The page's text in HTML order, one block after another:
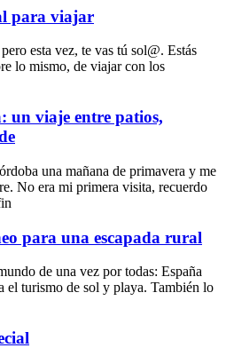
para viajar
esta vez, te vas tú sol@. Estás
lo mismo, de viajar con los
un viaje entre patios,
una mañana de primavera y me
No era mi primera visita, recuerdo
para una escapada rural
de una vez por todas: España
el turismo de sol y playa. También lo